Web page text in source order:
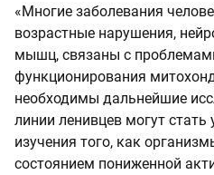
«Многие заболевания
возрастные нарушения,
мышц, связаны с
функционирования
необходимы дальнейшие
линии ленивцев могут
изучения того, как
состоянием пониженной